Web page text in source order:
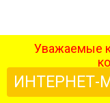
Уважаемые
После
ИНТЕРНЕТ-